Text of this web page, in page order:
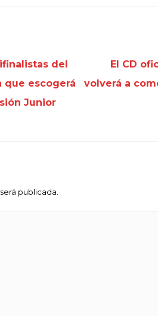
del
que escogerá
Junior
El CD
volverá a
publicada.